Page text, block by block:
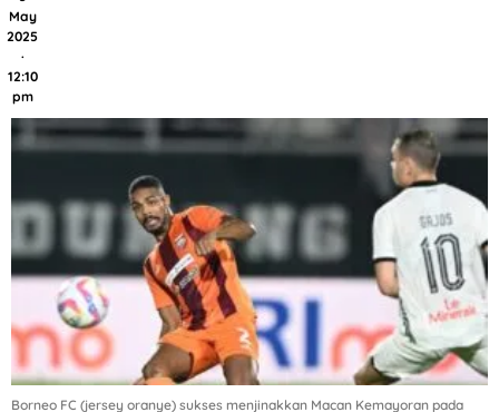
May
2025
·
12:10
pm
Borneo FC (jersey oranye) sukses menjinakkan Macan Kemayoran pada